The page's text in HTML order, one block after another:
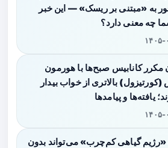
به «مبتنی بر ریسک» — این خبر
چه معنی دارد؟
۰۵-۱۹
مکرر کانابیس صبح‌ها با هورمون
بالاتری از خواب بیدار
یافته‌ها و پیامدها
۰۵-۱۹
«رژیم گیاهی کم‌چرب» می‌تواند بدون